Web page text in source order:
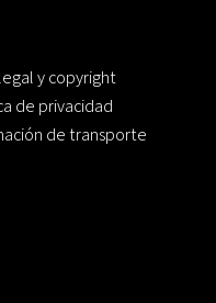
y copyright
de privacidad
de transporte